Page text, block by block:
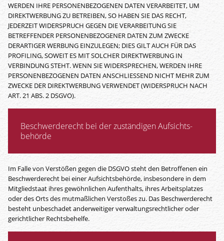
WERDEN IHRE PERSONENBEZOGENEN DATEN VERARBEITET, UM
DIREKTWERBUNG ZU BETREIBEN, SO HABEN SIE DAS RECHT,
JEDERZEIT WIDERSPRUCH GEGEN DIE VERARBEITUNG SIE
BETREFFENDER PERSONENBEZOGENER DATEN ZUM ZWECKE
DERARTIGER WERBUNG EINZULEGEN; DIES GILT AUCH FÜR DAS
PROFILING, SOWEIT ES MIT SOLCHER DIREKTWERBUNG IN
VERBINDUNG STEHT. WENN SIE WIDERSPRECHEN, WERDEN IHRE
PERSONENBEZOGENEN DATEN ANSCHLIESSEND NICHT MEHR ZUM
ZWECKE DER DIREKTWERBUNG VERWENDET (WIDERSPRUCH NACH
ART. 21 ABS. 2 DSGVO).
Beschwerde­recht bei der zuständigen Aufsichts­
behörde
Im Falle von Verstößen gegen die DSGVO steht den Betroffenen ein
Beschwerderecht bei einer Aufsichtsbehörde, insbesondere in dem
Mitgliedstaat ihres gewöhnlichen Aufenthalts, ihres Arbeitsplatzes
oder des Orts des mutmaßlichen Verstoßes zu. Das Beschwerderecht
besteht unbeschadet anderweitiger verwaltungsrechtlicher oder
gerichtlicher Rechtsbehelfe.